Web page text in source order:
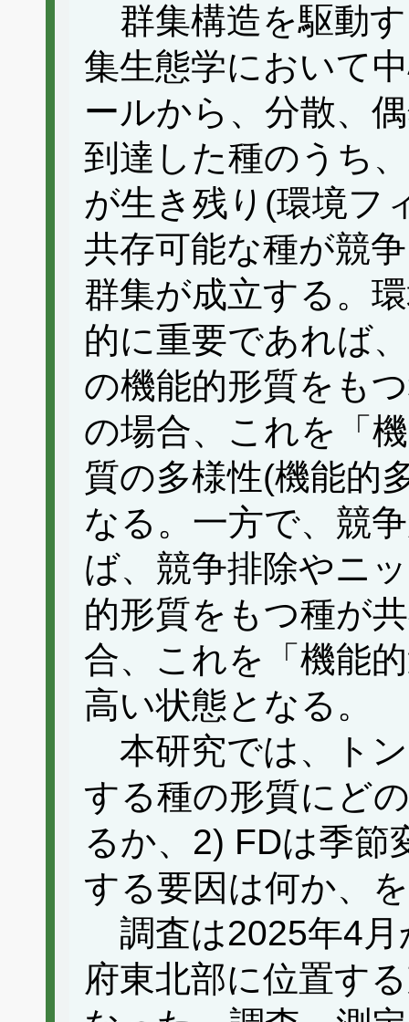
群集構造を駆動
集生態学において
ールから、分散、
到達した種のうち
が生き残り(環境フ
共存可能な種が競
群集が成立する。
的に重要であれば
の機能的形質をも
の場合、これを「
質の多様性(機能的
なる。一方で、競
ば、競争排除やニ
的形質をもつ種が
合、これを「機能
高い状態となる。
本研究では、ト
する種の形質にど
るか、2) FDは季節
する要因は何か、
調査は2025年4月
府東北部に位置す